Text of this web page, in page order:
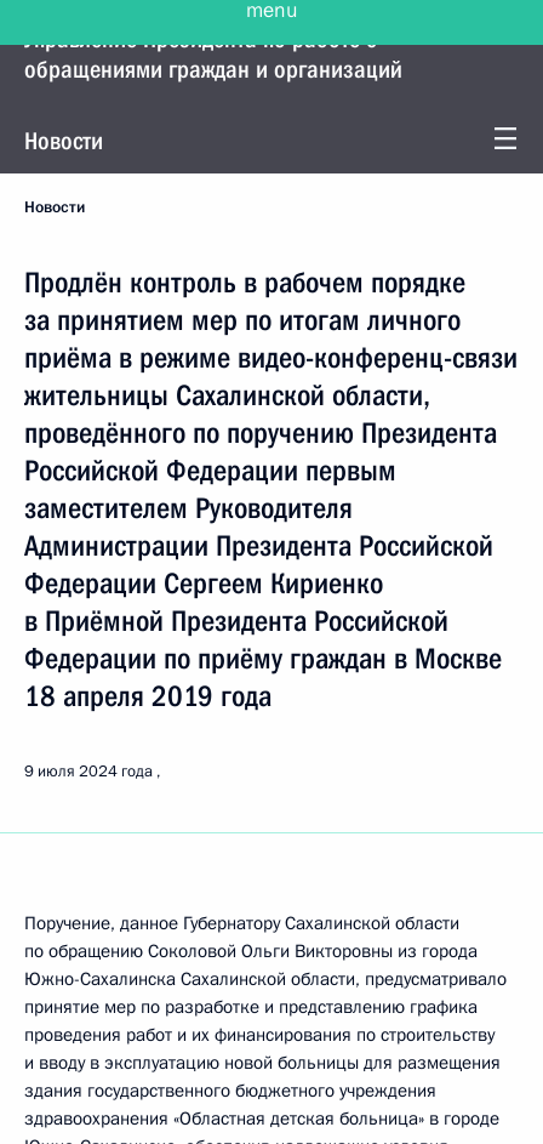
Управление Президента по работе с
обращениями граждан и организаций
Новости
Новости
Продлён контроль в рабочем порядке
за принятием мер по итогам личного
приёма в режиме видео-конференц-связи
жительницы Сахалинской области,
проведённого по поручению Президента
Российской Федерации первым
заместителем Руководителя
Администрации Президента Российской
Федерации Сергеем Кириенко
в Приёмной Президента Российской
Федерации по приёму граждан в Москве
18 апреля 2019 года
9 июля 2024 года
Поручение, данное Губернатору Сахалинской области
по обращению Соколовой Ольги Викторовны из города
Южно-Сахалинска Сахалинской области, предусматривало
принятие мер по разработке и представлению графика
проведения работ и их финансирования по строительству
и вводу в эксплуатацию новой больницы для размещения
здания государственного бюджетного учреждения
здравоохранения «Областная детская больница» в городе